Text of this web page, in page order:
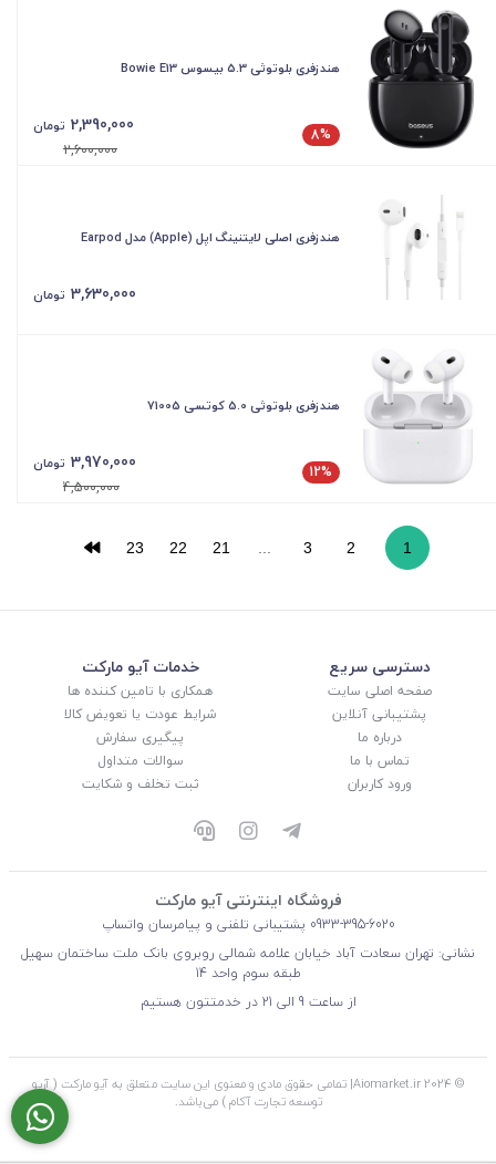
هندزفری بلوتوثی 5.3 بیسوس Bowie E13
8%
2,390,000 تومان
2,600,000
هندزفری اصلی لایتنینگ اپل (Apple) مدل Earpod
3,630,000 تومان
هندزفری بلوتوثی 5.0 کوتسی 71005
12%
3,970,000 تومان
4,500,000
1
2
3
21
22
23
دسترسی سریع
صفحه اصلی سایت
پشتیبانی آنلاین
درباره ما
تماس با ما
ورود کاربران
خدمات آیو مارکت
همکاری با تامین کننده ها
شرایط عودت یا تعویض کالا
پیگیری سفارش
سوالات متداول
ثبت تخلف و شکایت
فروشگاه اینترنتی آیو مارکت
0933-395-6020 پشتیبانی تلفنی و پیامرسان واتساپ
نشانی: تهران سعادت آباد خیابان علامه شمالی روبروی بانک ملت ساختمان سهیل
طبقه سوم واحد 14
از ساعت 9 الی 21 در خدمتتون هستیم
© 2024 Aiomarket.ir| تمامی حقوق مادی و معنوی این سایت متعلق به آیو مارکت ( آریو
توسعه تجارت آکام ) می‌باشد.